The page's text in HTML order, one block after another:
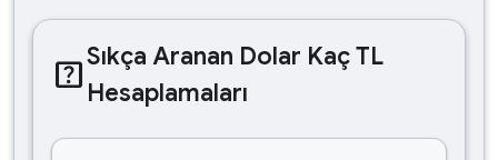
help_centerSıkça Aranan Dolar Kaç TL
Hesaplamaları